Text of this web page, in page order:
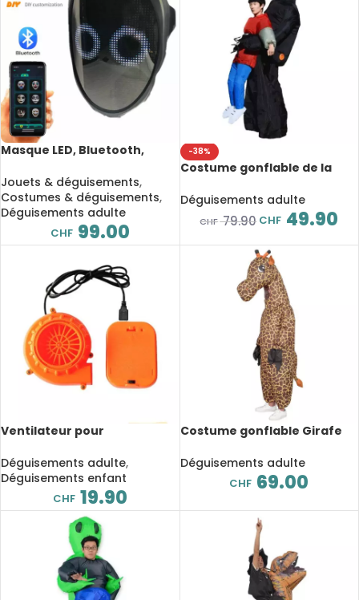
Masque LED, Bluetooth,
de texte, avec batterie
intégrée
Jouets & déguisements,
Costumes & déguisements,
Déguisements adulte
CHF 99.00
-38%
Costume gonflable de la
déguisement
Déguisements adulte
CHF79.90 CHF 49.90
Ventilateur pour
USB
Déguisements adulte,
Déguisements enfant
CHF 19.90
Costume gonflable Girafe
Déguisements adulte
CHF 69.00